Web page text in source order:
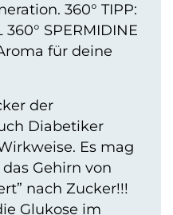
360° TIPP:
SPERMIDINE
für deine
der
Diabetiker
Es mag
Gehirn von
nach Zucker!!!
Glukose im